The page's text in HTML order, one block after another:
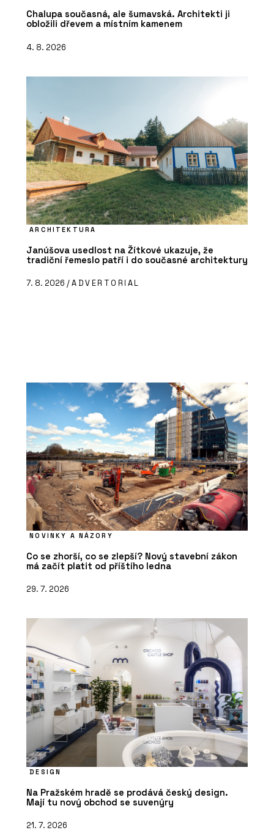
Chalupa současná, ale šumavská. Architekti ji
obložili dřevem a místním kamenem
4. 8. 2026
ARCHITEKTURA
Janúšova usedlost na Žítkové ukazuje, že
tradiční řemeslo patří i do současné architektury
7. 8. 2026 /ADVERTORIAL
NOVINKY A NÁZORY
Co se zhorší, co se zlepší? Nový stavební zákon
má začít platit od příštího ledna
29. 7. 2026
DESIGN
Na Pražském hradě se prodává český design.
Mají tu nový obchod se suvenýry
21. 7. 2026